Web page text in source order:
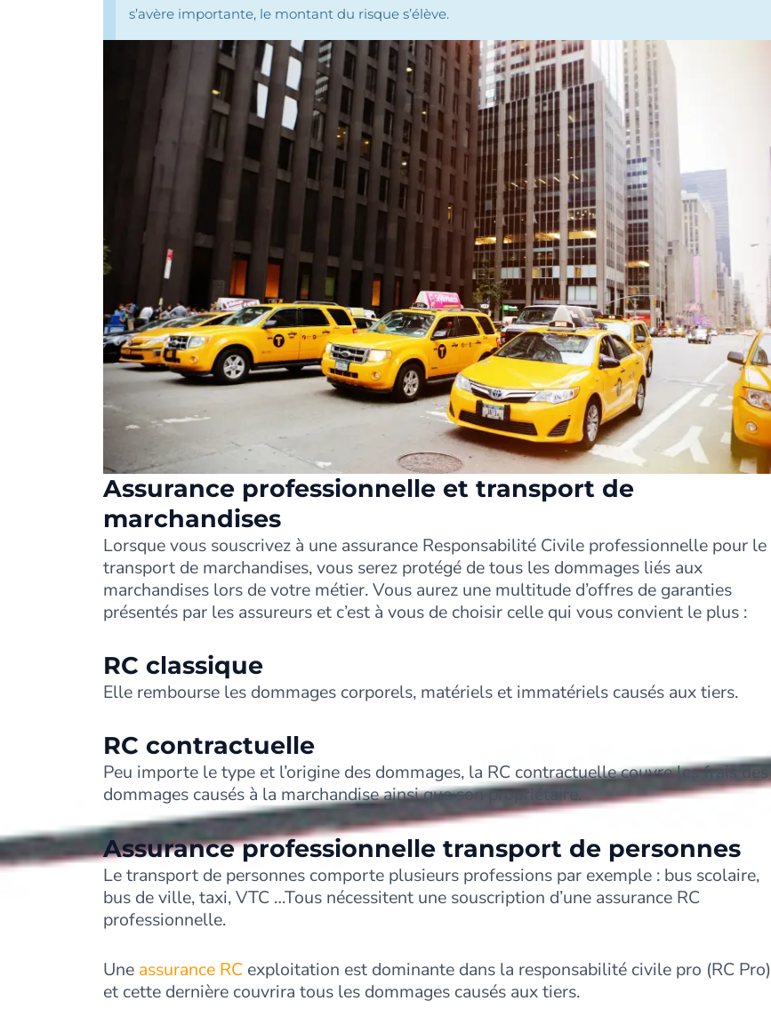
s’avère importante, le montant du risque s’élève.
Assurance professionnelle et transport de
marchandises
Lorsque vous souscrivez à une assurance Responsabilité Civile professionnelle pour le
transport de marchandises, vous serez protégé de tous les dommages liés aux
marchandises lors de votre métier. Vous aurez une multitude d’offres de garanties
présentés par les assureurs et c’est à vous de choisir celle qui vous convient le plus :
RC classique
Elle rembourse les dommages corporels, matériels et immatériels causés aux tiers.
RC contractuelle
Peu importe le type et l’origine des dommages, la RC contractuelle couvre les frais des
dommages causés à la marchandise ainsi que son propriétaire.
Assurance professionnelle transport de personnes
Le transport de personnes comporte plusieurs professions par exemple : bus scolaire,
bus de ville, taxi, VTC …Tous nécessitent une souscription d’une assurance RC
professionnelle.
Une assurance RCexploitation est dominante dans la responsabilité civile pro (RC Pro)
et cette dernière couvrira tous les dommages causés aux tiers.